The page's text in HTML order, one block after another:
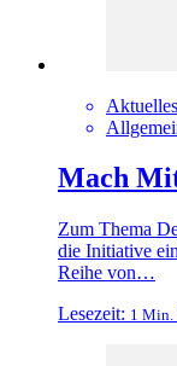
Aktuelles
Mach
Zum Thema
die Initiative
Reihe von…
Lesezeit: 1 Min.